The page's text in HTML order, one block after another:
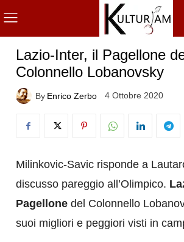
Lazio-Inter, il Pagellone
Colonnello Lobanovsky
By Enrico Zerbo 4 Ottobre 2020
Milinkovic-Savic risponde a
discusso pareggio all’Olimpico.
Pagellone del Colonnello
suoi migliori e peggiori visti in